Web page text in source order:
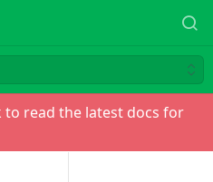
to read the latest docs for